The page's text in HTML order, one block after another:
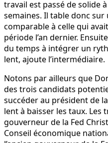
travail est passé de solide
semaines. Il table donc sur
comparable à celle qui
période l’an dernier.
du temps à intégrer un
lent, ajoute l’intermédiaire.
Notons par ailleurs que
des trois candidats
succéder au président de
lent à baisser les taux.
gouverneur de la Fed
Conseil économique